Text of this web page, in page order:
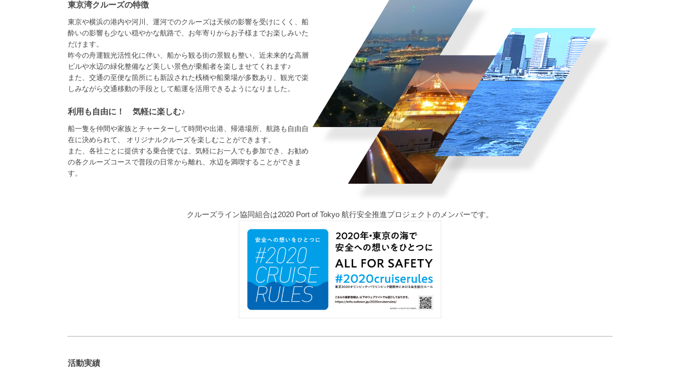
東京湾クルーズの特徴
東京や横浜の港内や河川、運河でのクルーズは天候の影響を受けにくく、船
酔いの影響も少ない穏やかな航路で、お年寄りからお子様までお楽しみいた
だけます。
昨今の舟運観光活性化に伴い、船から観る街の景観も整い、近未来的な高層
ビルや水辺の緑化整備など美しい景色が乗船者を楽しませてくれます♪
また、交通の至便な箇所にも新設された桟橋や船乗場が多数あり、観光で楽
しみながら交通移動の手段として船運を活用できるようになりました。
利用も自由に！ 気軽に楽しむ♪
船一隻を仲間や家族とチャーターして時間や出港、帰港場所、航路も自由自
在に決められて、 オリジナルクルーズを楽しむことができます。
また、各社ごとに提供する乗合便では、気軽にお一人でも参加でき、お勧め
の各クルーズコースで普段の日常から離れ、水辺を満喫することができま
す。
クルーズライン協同組合は2020 Port of Tokyo 航行安全推進プロジェクトのメンバーです。
活動実績